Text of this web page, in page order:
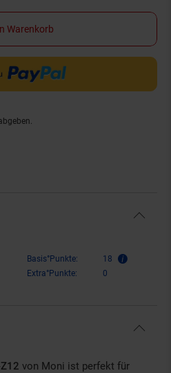
Warenkorb
Basis°Punkte:
18
Extra°Punkte:
0
von Moni ist perfekt für